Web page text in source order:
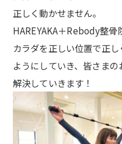
正しく動かせません。
HAREYAKA＋Rebody整骨
カラダを正しい位置で正し
ようにしていき、皆さまの
解決していきます！